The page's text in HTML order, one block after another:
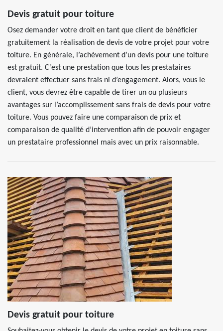
Devis gratuit pour toiture
Osez demander votre droit en tant que client de bénéficier
gratuitement la réalisation de devis de votre projet pour votre
toiture. En générale, l’achèvement d’un devis pour une toiture
est gratuit. C’est une prestation que tous les prestataires
devraient effectuer sans frais ni d’engagement. Alors, vous le
client, vous devrez être capable de tirer un ou plusieurs
avantages sur l’accomplissement sans frais de devis pour votre
toiture. Vous pouvez faire une comparaison de prix et
comparaison de qualité d’intervention afin de pouvoir engager
un prestataire professionnel mais avec un prix raisonnable.
Devis gratuit pour toiture